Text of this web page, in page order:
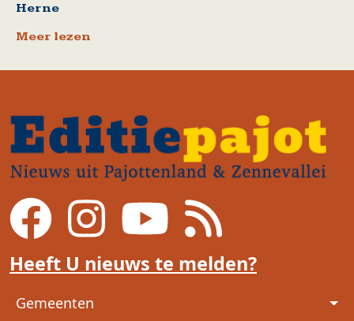
Herne
Meer lezen
Heeft U nieuws te melden?
Voet
Gemeenten